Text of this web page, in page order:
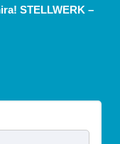
STELLWERK –